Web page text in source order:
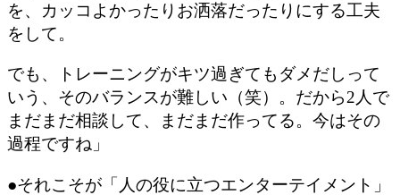
を、カッコよかったりお洒落だったりにする工夫
をして。
でも、トレーニングがキツ過ぎてもダメだしって
いう、そのバランスが難しい（笑）。だから2人で
まだまだ相談して、まだまだ作ってる。今はその
過程ですね」
●それこそが「 人の役に立つエンターテイメント 」